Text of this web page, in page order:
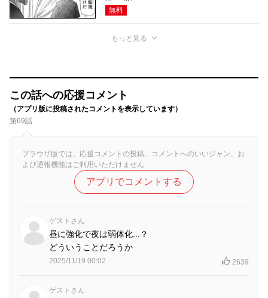
無料
もっと見る
この話への応援コメント
（アプリ版に投稿されたコメントを表示しています）
第69話
ブラウザ版では、応援コメントの投稿、コメントへのいいジャン、お
よび通報機能はご利用いただけません
アプリでコメントする
ゲストさん
昼に強化で夜は弱体化...？
どういうことだろうか
2025/11/19 00:02 2639
ゲストさん